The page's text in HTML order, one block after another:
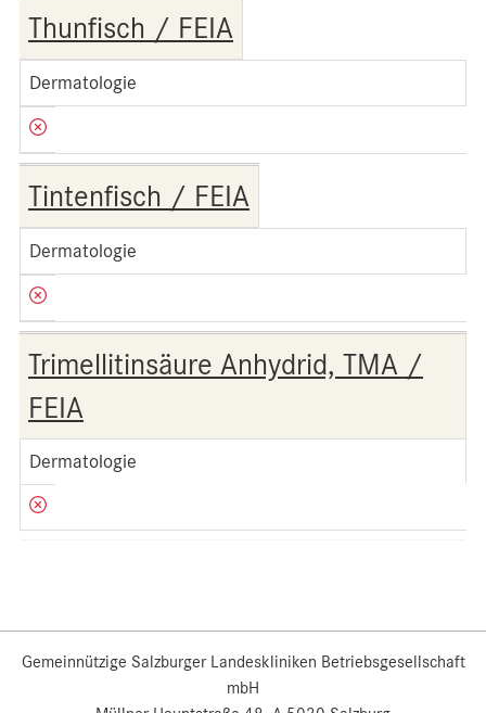
Thunfisch / FEIA
Dermatologie
Tintenfisch / FEIA
Dermatologie
Trimellitinsäure Anhydrid, TMA /
FEIA
Dermatologie
Gemeinnützige Salzburger Landeskliniken Betriebsgesellschaft
mbH